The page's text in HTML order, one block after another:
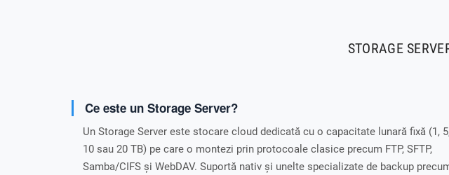
STORAGE
Ce este un Storage Server?
Un Storage Server este stocare cloud dedicată cu o capacitate lunară fixă (1,
10 sau 20 TB) pe care o montezi prin protocoale clasice precum FTP, SFTP,
Samba/CIFS și WebDAV. Suportă nativ și unelte specializate de backup